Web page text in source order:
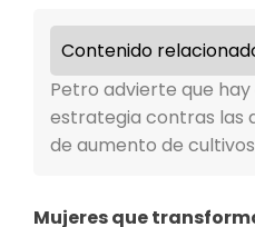
Contenido
Petro advierte que
estrategia contras las
de aumento de cultivos
Mujeres que